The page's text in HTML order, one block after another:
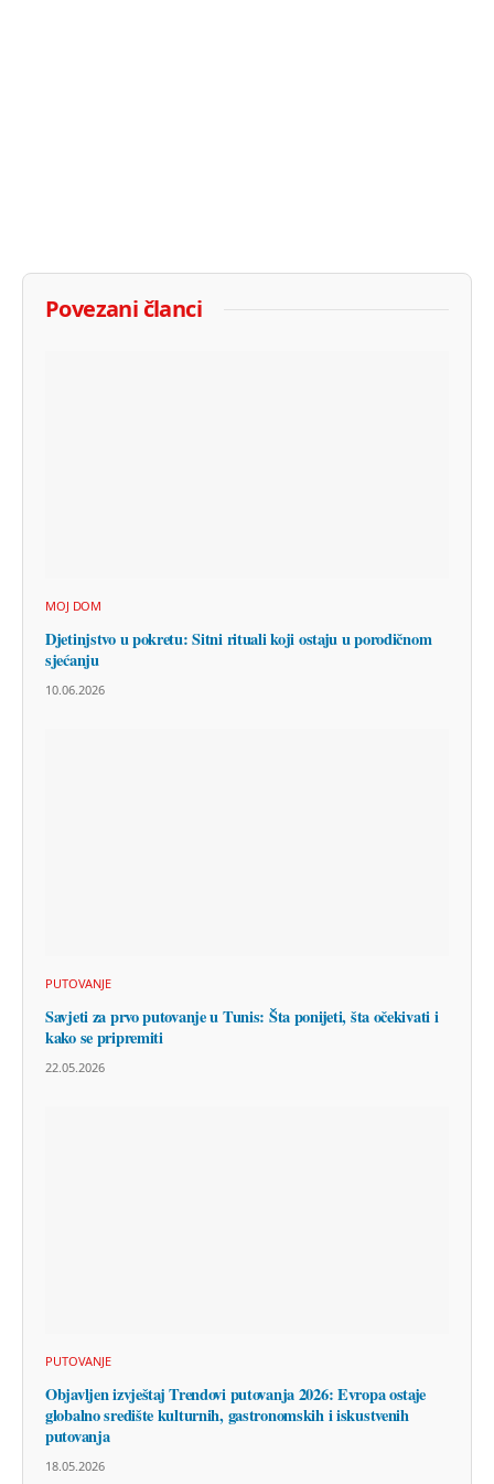
Povezani članci
MOJ DOM
Djetinjstvo u pokretu: Sitni rituali koji ostaju u porodičnom
sjećanju
10.06.2026
PUTOVANJE
Savjeti za prvo putovanje u Tunis: Šta ponijeti, šta očekivati i
kako se pripremiti
22.05.2026
PUTOVANJE
Objavljen izvještaj Trendovi putovanja 2026: Evropa ostaje
globalno središte kulturnih, gastronomskih i iskustvenih
putovanja
18.05.2026